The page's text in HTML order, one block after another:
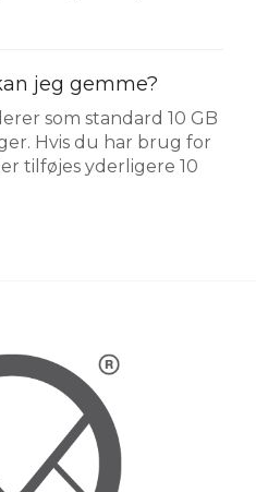
jeg gemme?
som standard 10 GB
Hvis du har brug for
tilføjes yderligere 10